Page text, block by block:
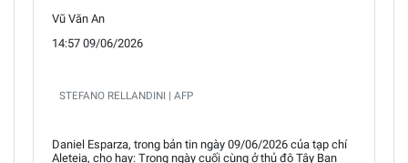
Vũ Văn An
14:57 09/06/2026
STEFANO RELLANDINI | AFP
Daniel Esparza, trong bản tin ngày 09/06/2026 của tạp chí
Aleteia, cho hay: Trong ngày cuối cùng ở thủ đô Tây Ban